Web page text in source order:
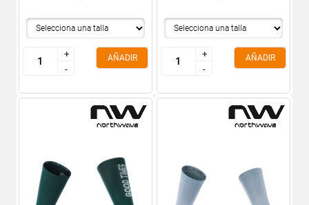
+
-
+
-
AÑADIR
+
-
+
-
AÑADIR